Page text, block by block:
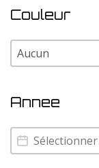
Couleur
Couleur
Couleur
Annee
Annee
Annee